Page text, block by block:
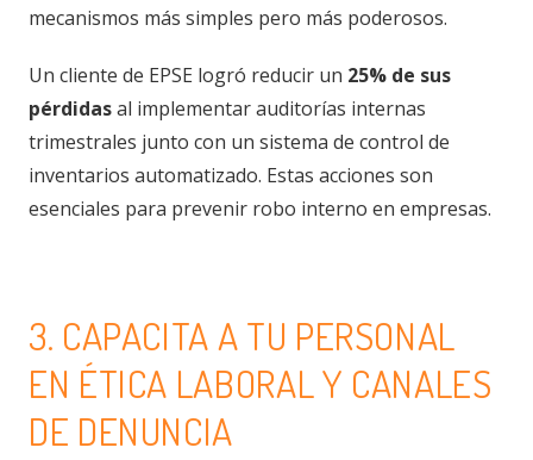
mecanismos más simples pero más poderosos.
Un cliente de EPSE logró reducir un 25% de sus
pérdidasal implementar auditorías internas
trimestrales junto con un sistema de control de
inventarios automatizado. Estas acciones son
esenciales para prevenir robo interno en empresas.
3. CAPACITA A TU PERSONAL
EN ÉTICA LABORAL Y CANALES
DE DENUNCIA